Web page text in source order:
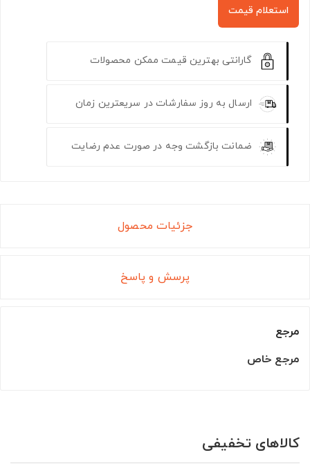
استعلام قیمت
گارانتی بهترین قیمت ممکن محصولات
ارسال به روز سفارشات در سریعترین زمان
ضمانت بازگشت وجه در صورت عدم رضایت
جزئیات محصول
پرسش و پاسخ
مرجع
مرجع خاص
کالاهای تخفیفی